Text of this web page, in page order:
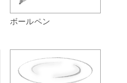
ボールペン